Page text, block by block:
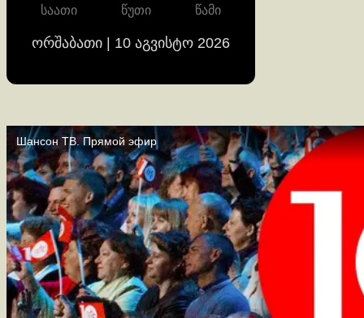
საათი წუთი წამი
ორშაბათი | 10 აგვისტო 2026